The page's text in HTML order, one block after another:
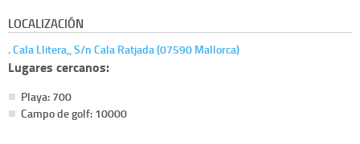
LOCALIZACIÓN
. Cala Llitera,, S/n Cala Ratjada (07590 Mallorca)
Lugares cercanos:
Playa: 700
Campo de golf: 10000